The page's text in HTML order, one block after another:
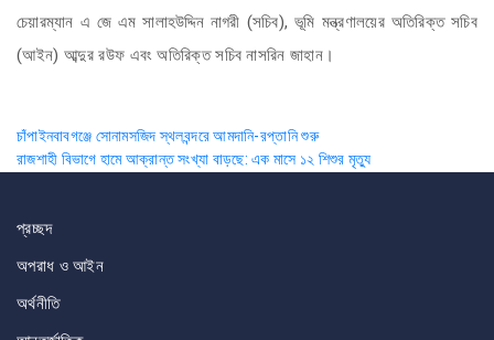
চেয়ারম্যান এ জে এম সালাহউদ্দিন নাগরী (সচিব), ভূমি মন্ত্রণালয়ের অতিরিক্ত সচিব
(আইন) আব্দুর রউফ এবং অতিরিক্ত সচিব নাসরিন জাহান।
Post
navigation
চাঁপাইনবাবগঞ্জে সোনামসজিদ স্থলবন্দরে আমদানি-রপ্তানি শুরু
রাজশাহী বিভাগে হামে আক্রান্ত সংখ্যা বাড়ছে: এক মাসে ১২ শিশুর মৃত্যু
প্রচ্ছদ
অপরাধ ও আইন
অর্থনীতি